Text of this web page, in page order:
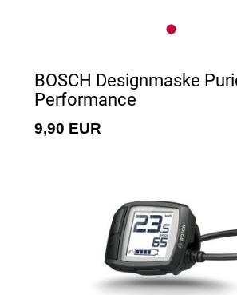
BOSCH Designmaske
Performance
9,90 EUR